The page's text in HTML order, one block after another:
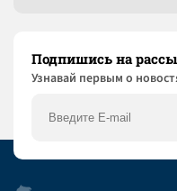
Подпишись на
Узнaвай первым о